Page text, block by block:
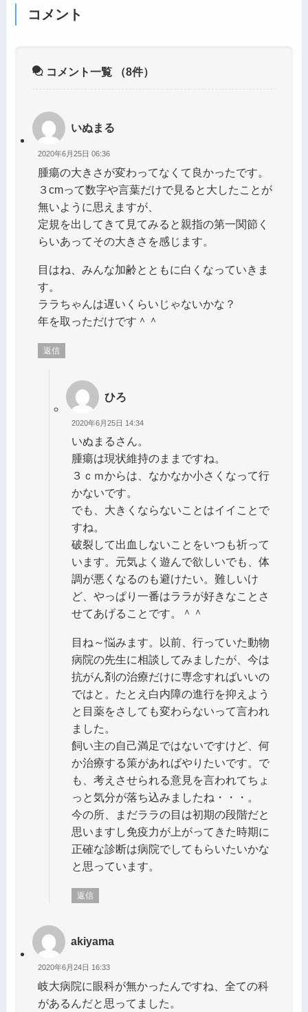
コメント
コメント一覧 （8件）
いぬまる
2020年6月25日 06:36
腫瘍の大きさが変わってなくて良かったです。
３cmって数字や言葉だけで見ると大したことが
無いように思えますが、
定規を出してきて見てみると親指の第一関節く
らいあってその大きさを感じます。
目はね、みんな加齢とともに白くなっていきま
す。
ララちゃんは遅いくらいじゃないかな？
年を取っただけです＾＾
返信
ひろ
2020年6月25日 14:34
いぬまるさん。
腫瘍は現状維持のままですね。
３ｃｍからは、なかなか小さくなって行
かないです。
でも、大きくならないことはイイことで
すね。
破裂して出血しないことをいつも祈って
います。元気よく遊んで欲しいでも、体
調が悪くなるのも避けたい。難しいけ
ど、やっぱり一番はララが好きなことさ
せてあげることです。＾＾
目ね～悩みます。以前、行っていた動物
病院の先生に相談してみましたが、今は
抗がん剤の治療だけに専念すればいいの
ではと。たとえ白内障の進行を抑えよう
と目薬をさしても変わらないって言われ
ました。
飼い主の自己満足ではないですけど、何
か治療する策があればやりたいです。で
も、考えさせられる意見を言われてちょ
っと気分が落ち込みましたね・・・。
今の所、まだララの目は初期の段階だと
思いますし免疫力が上がってきた時期に
正確な診断は病院でしてもらいたいかな
と思っています。
返信
akiyama
2020年6月24日 16:33
岐大病院に眼科が無かったんですね、全ての科
があるんだと思ってました。